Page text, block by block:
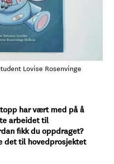
Lovise Rosenvinge
har vært med på å
arbeidet til
fikk du oppdraget?
det til hovedprosjektet